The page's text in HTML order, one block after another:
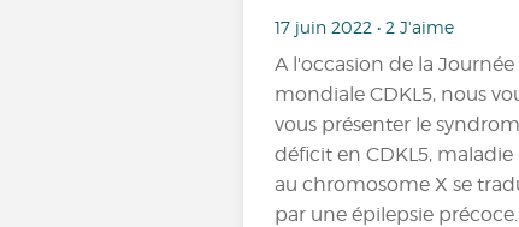
17 juin 2022 • 2 J'aime
A l'occasion de la Journée
mondiale CDKL5, nous
vous présenter le
déficit en CDKL5, maladie
au chromosome X se
par une épilepsie